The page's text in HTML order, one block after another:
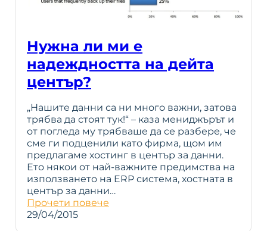
Нужна ли ми е
надеждността на дейта
център?
„Нашите данни са ни много важни, затова
трябва да стоят тук!“ – каза мениджърът и
от погледа му трябваше да се разбере, че
сме ги подценили като фирма, щом им
предлагаме хостинг в център за данни.
Ето някои от най-важните предимства на
използването на ERP система, хостната в
център за данни…
Прочети повече
29/04/2015